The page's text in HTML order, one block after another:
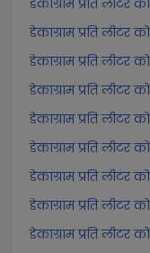
डेकाग्राम प्रति लीटर
डेकाग्राम प्रति लीटर
डेकाग्राम प्रति लीटर
डेकाग्राम प्रति लीटर
डेकाग्राम प्रति लीटर
डेकाग्राम प्रति लीटर
डेकाग्राम प्रति लीटर
डेकाग्राम प्रति लीटर
डेकाग्राम प्रति लीटर